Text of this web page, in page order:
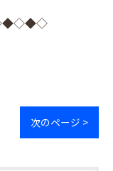
次のページ >